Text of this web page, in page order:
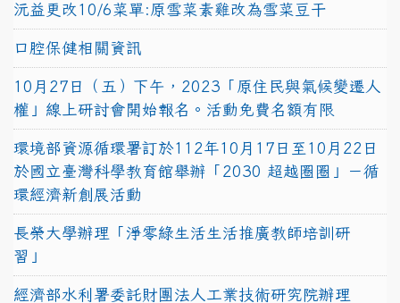
沅益更改10/6菜單:原雪菜素雞改為雪菜豆干
口腔保健相關資訊
10月27日（五）下午，2023「原住民與氣候變遷人
權」線上研討會開始報名。活動免費名額有限
環境部資源循環署訂於112年10月17日至10月22日
於國立臺灣科學教育館舉辦「2030 超越圈圈」－循
環經濟新創展活動
長榮大學辦理「淨零綠生活生活推廣教師培訓研
習」
經濟部水利署委託財團法人工業技術研究院辦理